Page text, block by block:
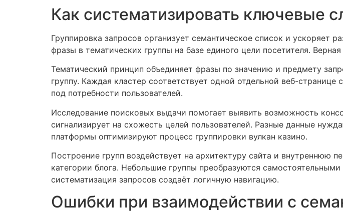
Как систематизировать ключевые
Группировка запросов организует семантическое список и ускоряет
фразы в тематических группы на базе единого цели посетителя.
Тематический принцип объединяет фразы по значению и предмету
группу. Каждая кластер соответствует одной отдельной веб-
под потребности пользователей.
Исследование поисковых выдачи помогает выявить возможность
сигнализирует на схожесть целей пользователей. Разные данные
платформы оптимизируют процесс группировки вулкан казино.
Построение групп воздействует на архитектуру сайта и внутреннюю
категории блога. Небольшие группы преобразуются
систематизация запросов создаёт логичную навигацию.
Ошибки при взаимодействии с